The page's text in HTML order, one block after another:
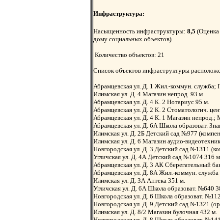
Инфраструктура:
Насыщенность инфраструктуры: 8,5 (Оценка
дому социальных объектов).
Количество объектов: 21
Список объектов инфраструктуры
Абрамцевская ул. Д. 1 Жил.-коммун.
Илимская ул. Д. 4 Магазин непрод. 93 м.
Абрамцевская ул. Д. 4 К. 2 Нотариус 95 м.
Абрамцевская ул. Д. 2 К. 2 Стоматологич.
Абрамцевская ул. Д. 4 К. 1 Магазин
Абрамцевская ул. Д. 6А Школа образоват.
Илимская ул. Д. 2Б Детский сад №977
Илимская ул. Д. 6 Магазин аудио-
Новгородская ул. Д. 3 Детский сад №1311
Угличская ул. Д. 4А Детский сад №1074 316
Абрамцевская ул. Д. 3 АК Сберегательный
Абрамцевская ул. Д. 8А Жил.-коммун.
Илимская ул. Д. 3А Аптека 351 м.
Угличская ул. Д. 6А Школа образоват. №640
Новгородская ул. Д. 6 Школа образоват.
Новгородская ул. Д. 9 Детский сад №1321
Илимская ул. Д. 8/2 Магазин булочная 432 м.